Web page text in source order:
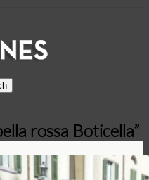
rossa Boticella”